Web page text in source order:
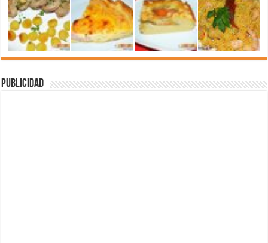
Publicidad